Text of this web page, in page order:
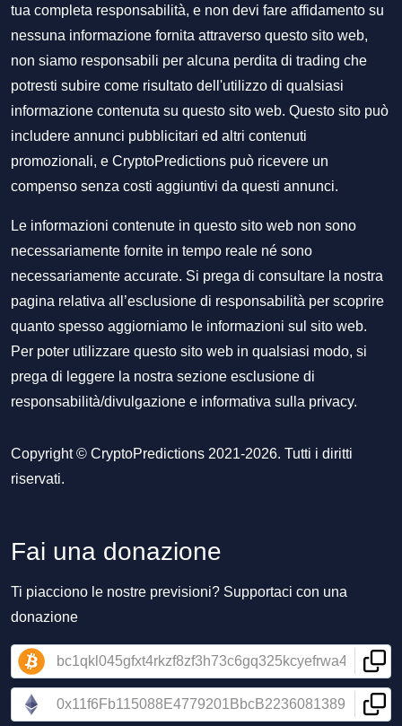
tua completa responsabilità, e non devi fare affidamento su
nessuna informazione fornita attraverso questo sito web,
non siamo responsabili per alcuna perdita di trading che
potresti subire come risultato dell'utilizzo di qualsiasi
informazione contenuta su questo sito web. Questo sito può
includere annunci pubblicitari ed altri contenuti
promozionali, e CryptoPredictions può ricevere un
compenso senza costi aggiuntivi da questi annunci.
Le informazioni contenute in questo sito web non sono
necessariamente fornite in tempo reale né sono
necessariamente accurate. Si prega di consultare la nostra
pagina relativa all’esclusione di responsabilità per scoprire
quanto spesso aggiorniamo le informazioni sul sito web.
Per poter utilizzare questo sito web in qualsiasi modo, si
prega di leggere la nostra sezione esclusione di
responsabilità/divulgazione e informativa sulla privacy.
Copyright © CryptoPredictions 2021-2026. Tutti i diritti
riservati.
Fai una donazione
Ti piacciono le nostre previsioni? Supportaci con una
donazione